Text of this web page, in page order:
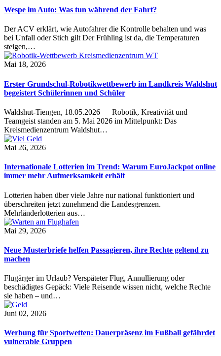
Wespe im Auto: Was tun während der Fahrt?
Der ACV erklärt, wie Autofahrer die Kontrolle behalten und was
bei Unfall oder Stich gilt Der Frühling ist da, die Temperaturen
steigen,…
Mai 18, 2026
Erster Grundschul-Robotikwettbewerb im Landkreis Waldshut
begeistert Schülerinnen und Schüler
Waldshut-Tiengen, 18.05.2026 — Robotik, Kreativität und
Teamgeist standen am 5. Mai 2026 im Mittelpunkt: Das
Kreismedienzentrum Waldshut…
Mai 26, 2026
Internationale Lotterien im Trend: Warum EuroJackpot online
immer mehr Aufmerksamkeit erhält
Lotterien haben über viele Jahre nur national funktioniert und
überschreiten jetzt zunehmend die Landesgrenzen.
Mehrländerlotterien aus…
Mai 29, 2026
Neue Musterbriefe helfen Passagieren, ihre Rechte geltend zu
machen
Flugärger im Urlaub? Verspäteter Flug, Annullierung oder
beschädigtes Gepäck: Viele Reisende wissen nicht, welche Rechte
sie haben – und…
Juni 02, 2026
Werbung für Sportwetten: Dauerpräsenz im Fußball gefährdet
vulnerable Gruppen